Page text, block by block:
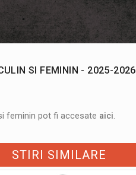
SI FEMININ - 2025-2026
feminin pot fi accesate aici.
STIRI SIMILARE